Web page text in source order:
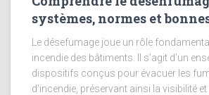
systèmes, normes et
Le désefumage joue un rôle
incendie des bâtiments. Il s’agit d’un
dispositifs conçus pour évacuer les
d’incendie, préservant ainsi la visibilité